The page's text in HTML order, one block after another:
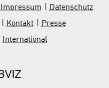
Impressum
Datenschutz
Kontakt
Presse
International